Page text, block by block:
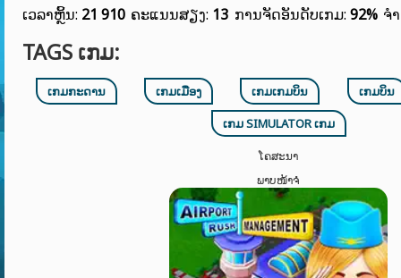
ເວລາຫຼິ້ນ: 21 910 ຄະແນນສຽງ: 13 ການຈັດອັນດັບເກມ: 92% ຈ
TAGS ເກມ:
ເກມກະດານ ເກມເມືອງ ເກມເກມບິນ
ເກມບິນ
ເກມ SIMULATOR ເກມ
ໂຄສະນາ
ພາບໜ້າຈໍ